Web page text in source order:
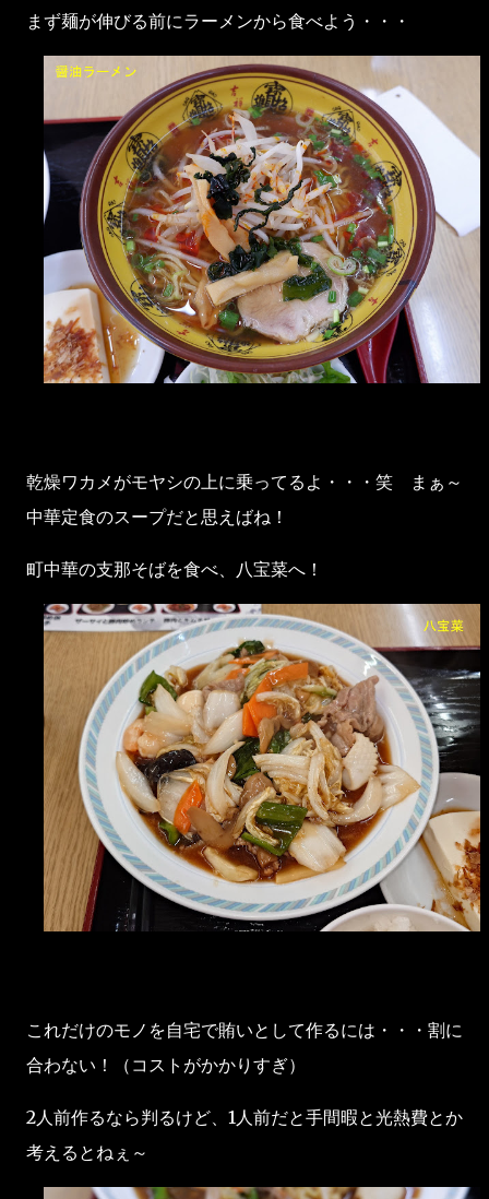
まず麺が伸びる前にラーメンから食べよう・・・
乾燥ワカメがモヤシの上に乗ってるよ・・・笑 まぁ～
中華定食のスープだと思えばね！
町中華の支那そばを食べ、八宝菜へ！
これだけのモノを自宅で賄いとして作るには・・・割に
合わない！（コストがかかりすぎ）
2人前作るなら判るけど、1人前だと手間暇と光熱費とか
考えるとねぇ～